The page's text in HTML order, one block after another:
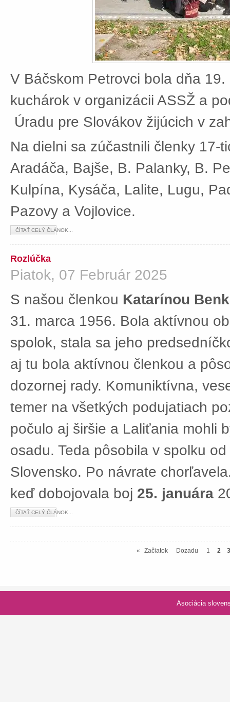
V Báčskom Petrovci bola dňa
kuchárok v organizácii ASSŽ a
Úradu pre Slovákov žijúcich v
Na dielni sa zúčastnili členky 17-
Aradáča, Bajše, B. Palanky, B.
Kulpína, Kysáča, Lalite, Lugu,
Pazovy a Vojlovice.
ČÍTAŤ CELÝ ČLÁNOK...
Rozlúčka
Piatok, 07 Február 2025
S našou členkou Katarínou
31. marca 1956. Bola aktívnou
spolok, stala sa jeho
aj tu bola aktívnou členkou a
dozornej rady. Komuniktívna,
temer na všetkých podujatiach
počulo aj širšie a Laliťania mohli
osadu. Teda pôsobila v spolku
Slovensko. Po návrate
keď dobojovala boj 25. januára
ČÍTAŤ CELÝ ČLÁNOK...
« Začiatok Dozadu 1 2 3
Asociácia slovenských